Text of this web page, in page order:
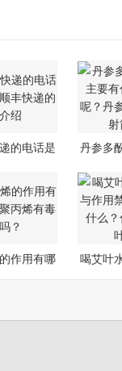
的电话是
丹参多
作用有哪
喝艾叶